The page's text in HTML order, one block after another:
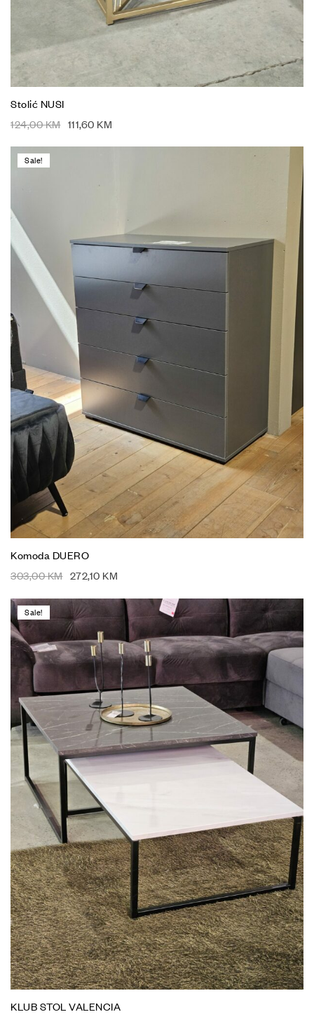
Stolić NUSI
124,00KM 111,60 KM
Sale!
Komoda DUERO
303,00KM 272,10 KM
Sale!
KLUB STOL VALENCIA